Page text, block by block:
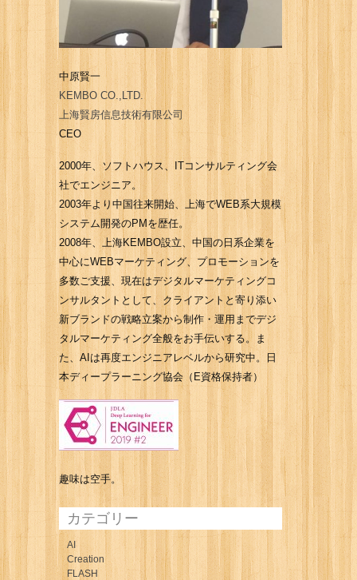
中原賢一
KEMBO CO.,LTD.
上海賢房信息技術有限公司
CEO
2000年、ソフトハウス、ITコンサルティング会
社でエンジニア。
2003年より中国往来開始、上海でWEB系大規模
システム開発のPMを歴任。
2008年、上海KEMBO設立、中国の日系企業を
中心にWEBマーケティング、プロモーションを
多数ご支援、現在はデジタルマーケティングコ
ンサルタントとして、クライアントと寄り添い
新ブランドの戦略立案から制作・運用までデジ
タルマーケティング全般をお手伝いする。ま
た、AIは再度エンジニアレベルから研究中。日
本ディープラーニング協会（E資格保持者）
趣味は空手。
カテゴリー
AI
Creation
FLASH